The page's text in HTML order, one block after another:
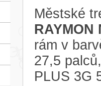
Městské
RAYMON
rám v
27,5
PLUS 3G